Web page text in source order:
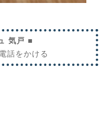
気戸 ■
電話をかける